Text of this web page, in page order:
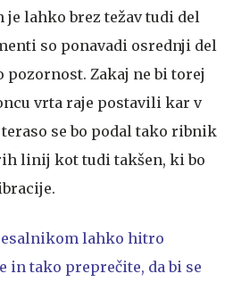
lahko brez težav tudi del
so ponavadi osrednji del
pozornost. Zakaj ne bi torej
vrta raje postavili kar v
teraso se bo podal tako ribnik
linij kot tudi takšen, ki bo